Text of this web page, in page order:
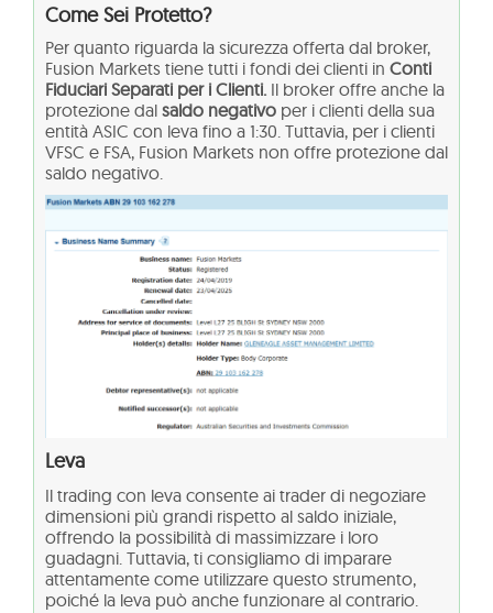
Come Sei Protetto?
Per quanto riguarda la sicurezza offerta dal broker,
Fusion Markets tiene tutti i fondi dei clienti in Conti
Fiduciari Separati per i Clienti. Il broker offre anche la
protezione dal saldo negativo per i clienti della sua
entità ASIC con leva fino a 1:30. Tuttavia, per i clienti
VFSC e FSA, Fusion Markets non offre protezione dal
saldo negativo.
Leva
Il trading con leva consente ai trader di negoziare
dimensioni più grandi rispetto al saldo iniziale,
offrendo la possibilità di massimizzare i loro
guadagni. Tuttavia, ti consigliamo di imparare
attentamente come utilizzare questo strumento,
poiché la leva può anche funzionare al contrario.